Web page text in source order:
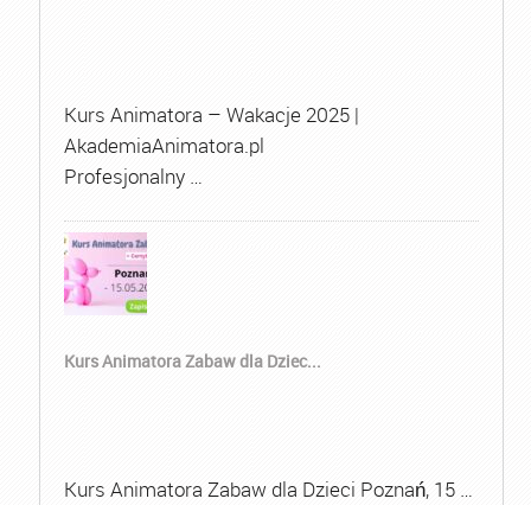
Kurs Animatora – Wakacje 2025 |
AkademiaAnimatora.pl
Profesjonalny …
Kurs Animatora Zabaw dla Dziec...
Kurs Animatora Zabaw dla Dzieci Poznań, 15 …